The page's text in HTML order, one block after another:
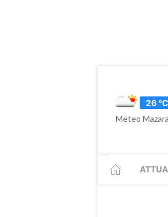
26 °C
Meteo